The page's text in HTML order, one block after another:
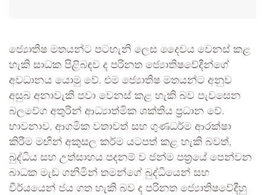
ජ්‍යොතිෂ මතයන්ට පටහැනි ලෙස දෛවය වෙනස් කළ
හැකි සාධක පිළිබඳව ද පරිනත ජ්‍යොතිෂවේදීන්ගේ
අවධානය යොමු වේ. එම ජ්‍යොතිෂ මතයන්ට අනුව
අසුබ අනාවැකි පවා වෙනස් කළ හැකි බව පැවසෙන
බලවේග අතුරින් ආධ්‍යාත්මික ශක්තිය ප්‍රධාන වේ.
භාවනාව, ආගමික වතාවත් සහ ගුණධර්ම ආරක්ෂා
කිරීම මඟින් අකුසල කර්ම යටපත් කළ හැකි බවත්,
බුද්ධිය සහ උත්සාහය පදනම් ව ජන්ම පත්‍රයේ පෙන්වන
බාධක මැඩ ගනිමින් තමන්ගේ බුද්ධියෙන් සහ
වීර්යයෙන් ජය ගත හැකි බව ද පරිනත ජ්‍යොතිෂවේදීහු